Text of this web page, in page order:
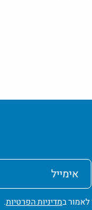
אימייל
במדיניות הפרטיות.